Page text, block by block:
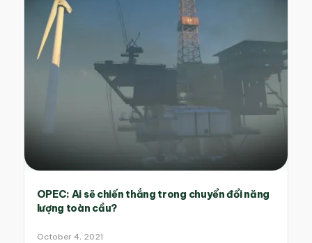
OPEC: Ai sẽ chiến thắng trong chuyển đổi năng
lượng toàn cầu?
October 4, 2021